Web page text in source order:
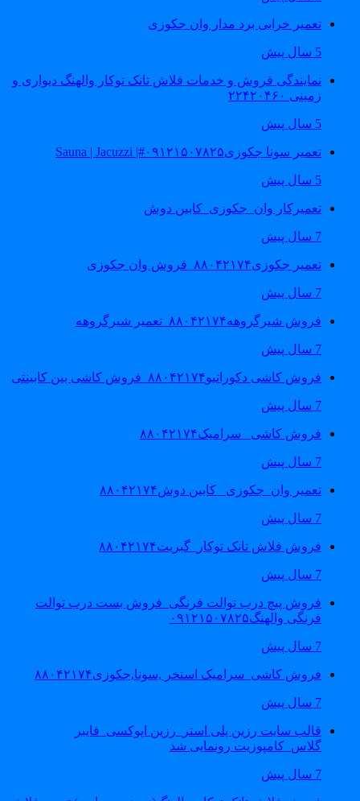
تعمیر خرابی برد مدار وان جکوزی
نمایندگی فروش و خدمات فلاش تانک توکار والهنگ دیواری و
زمینی ۲۲۴۲۰۴۶۰
تعمیر سونا جکوزی۰۹۱۲۱۵۰۷۸۲۵#| Sauna | Jacuzzi
تعمیرکار وان_جکوزی_کابین دوش
تعمیر جکوزی۸۸۰۴۲۱۷۴_فروش وان جکوزی
فروش شیرگروهه۸۸۰۴۲۱۷۴_تعمیر شیرگروهه
فروش کاشی دکوراتیو۸۸۰۴۲۱۷۴_فروش کاشی بین کابینتی
فروش کاشی _سرامیک۸۸۰۴۲۱۷۴
تعمیر وان_جکوزی_ کابین دوش۸۸۰۴۲۱۷۴
فروش فلاش تانک توکار_گبریت۸۸۰۴۲۱۷۴
فروش پیچ درب توالت فرنگی_فروش بست درب توالت
فرنگی والهنگ۰۹۱۲۱۵۰۷۸۲۵
فروش کاشی_سرامیک استخر ,سونا,جکوزی۸۸۰۴۲۱۷۴
قالب سایت رزین پلی استر_رزین اپوکسی_فایبر
گلاس_کامپوزیت رونمایی شد